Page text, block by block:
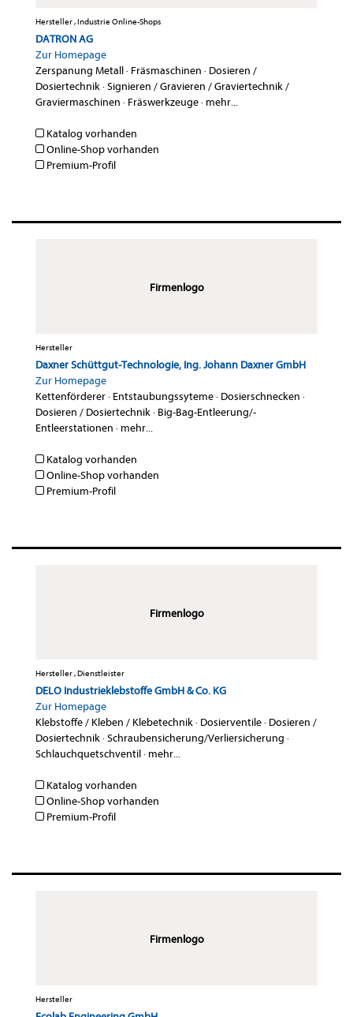
Hersteller , Industrie Online-Shops
DATRON AG
Zur Homepage
Zerspanung Metall· Fräsmaschinen · Dosieren /
Dosiertechnik·Signieren / Gravieren / Graviertechnik /
Graviermaschinen · Fräswerkzeuge· mehr...
Katalog vorhanden
Online-Shop vorhanden
Premium-Profil
Firmenlogo
Hersteller
Daxner Schüttgut-Technologie, Ing. Johann Daxner GmbH
Zur Homepage
Kettenförderer· Entstaubungssyteme· Dosierschnecken ·
Dosieren / Dosiertechnik· Big-Bag-Entleerung/-
Entleerstationen · mehr...
Katalog vorhanden
Online-Shop vorhanden
Premium-Profil
Firmenlogo
Hersteller , Dienstleister
DELO Industrieklebstoffe GmbH & Co. KG
Zur Homepage
Klebstoffe / Kleben / Klebetechnik· Dosierventile· Dosieren /
Dosiertechnik·Schraubensicherung/Verliersicherung ·
Schlauchquetschventil· mehr...
Katalog vorhanden
Online-Shop vorhanden
Premium-Profil
Firmenlogo
Hersteller